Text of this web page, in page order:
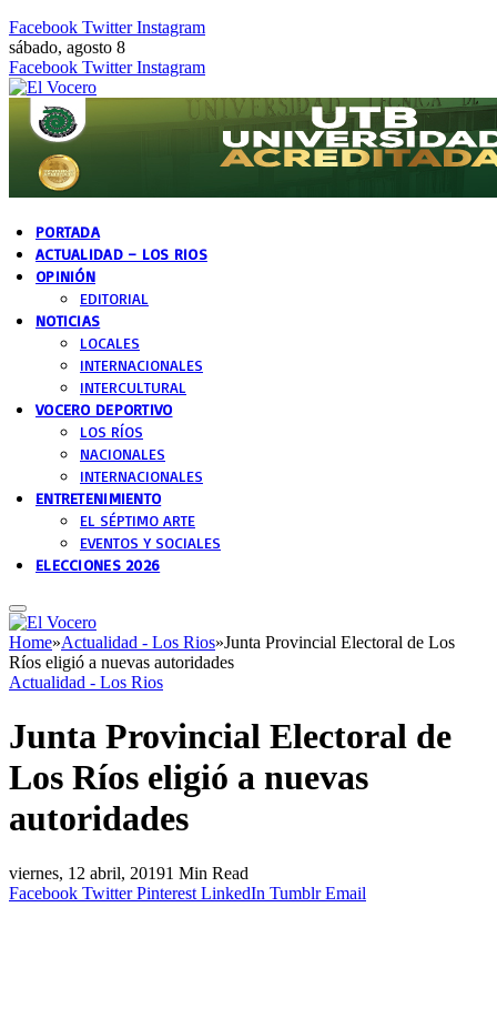
Facebook Twitter Instagram
sábado, agosto 8
Facebook Twitter Instagram
PORTADA
ACTUALIDAD – LOS RIOS
OPINIÓN
EDITORIAL
NOTICIAS
LOCALES
INTERNACIONALES
INTERCULTURAL
VOCERO DEPORTIVO
LOS RÍOS
NACIONALES
INTERNACIONALES
ENTRETENIMIENTO
EL SÉPTIMO ARTE
EVENTOS Y SOCIALES
ELECCIONES 2026
Home»Actualidad - Los Rios»Junta Provincial Electoral de Los
Ríos eligió a nuevas autoridades
Actualidad - Los Rios
Junta Provincial Electoral de
Los Ríos eligió a nuevas
autoridades
viernes, 12 abril, 20191 Min Read
Facebook Twitter Pinterest LinkedIn Tumblr Email